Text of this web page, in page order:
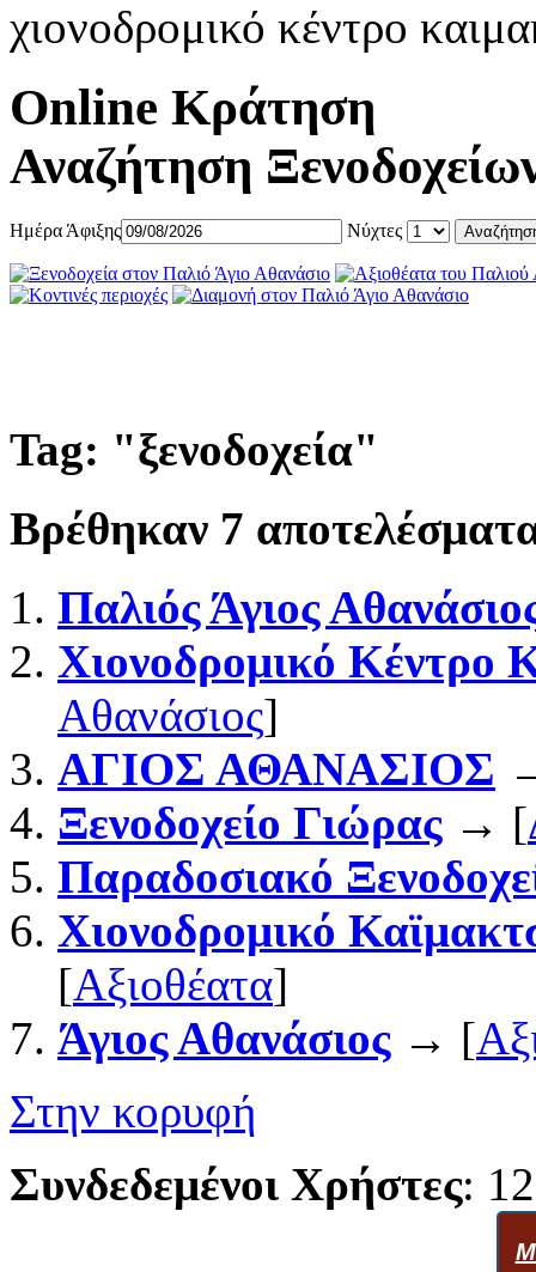
χιονοδρομικό κέντρο
Online Κράτηση
Αναζήτηση
Ημέρα Άφιξης Νύχτες
Tag: "ξενοδοχεία"
Βρέθηκαν 7
Παλιός Άγιος
Χιονοδρομικό Κέντρο
Αθανάσιος]
ΑΓΙΟΣ ΑΘΑΝΑΣΙΟΣ
Ξενοδοχείο Γιώρας→ [
Παραδοσιακό
Χιονοδρομικό
[Αξιοθέατα]
Άγιος Αθανάσιος→ [
Στην κορυφή
Συνδεδεμένοι Χρήστες: 12